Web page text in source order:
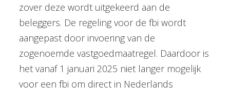
zover deze wordt uitgekeerd aan de
beleggers. De regeling voor de fbi wordt
aangepast door invoering van de
zogenoemde vastgoedmaatregel. Daardoor is
het vanaf 1 januari 2025 niet langer mogelijk
voor een fbi om direct in Nederlands